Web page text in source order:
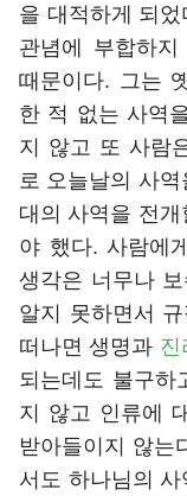
을 대적하게 되
관념에 부합하
때문이다. 그는
한 적 없는 사역
지 않고 또 사람
로 오늘날의 사
대의 사역을 전
야 했다. 사람에
생각은 너무나
알지 못하면서
떠나면 생명과 진
되는데도 불구하
지 않고 인류에
받아들이지 않는
서도 하나님의